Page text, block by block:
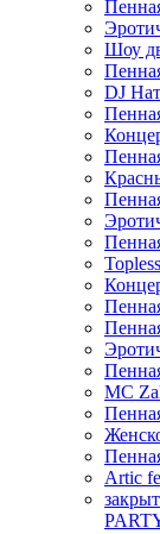
Шоу
DJ
MC
Artic